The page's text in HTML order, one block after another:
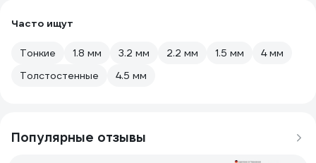
Часто ищут
Тонкие 1.8 мм 3.2 мм 2.2 мм 1.5 мм
4 мм
Толстостенные
4.5 мм
Популярные отзывы